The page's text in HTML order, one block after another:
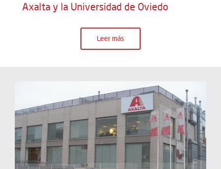
Axalta y la Universidad de Oviedo
Leer más